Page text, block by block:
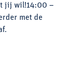
jij wil!14:00 –
met de